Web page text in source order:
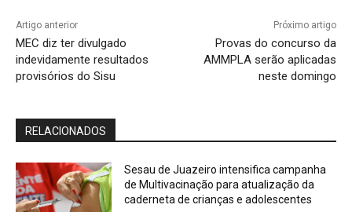
Artigo anterior
MEC diz ter divulgado
indevidamente resultados
provisórios do Sisu
Próximo artigo
Provas do concurso da
AMMPLA serão aplicadas
neste domingo
RELACIONADOS
Sesau de Juazeiro intensifica campanha
de Multivacinação para atualização da
caderneta de crianças e adolescentes